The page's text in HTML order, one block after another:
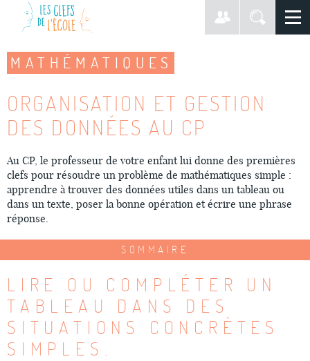
MATHÉMATIQUES
ORGANISATION ET GESTION
DES DONNÉES AU CP
Au CP, le professeur de votre enfant lui donne des premières
clefs pour résoudre un problème de mathématiques simple :
apprendre à trouver des données utiles dans un tableau ou
dans un texte, poser la bonne opération et écrire une phrase
réponse.
SOMMAIRE
LIRE OU COMPLÉTER UN
TABLEAU DANS DES
SITUATIONS CONCRÈTES
SIMPLES.